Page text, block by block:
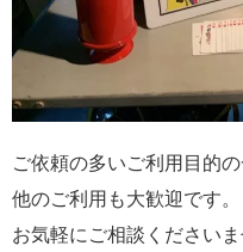
ご依頼の多いご利用目的
他のご利用も大歓迎です。
お気軽にご相談くださいま